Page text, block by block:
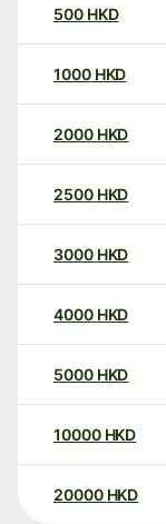
500 HKD
1000 HKD
2000 HKD
2500 HKD
3000 HKD
4000 HKD
5000 HKD
10000 HKD
20000 HKD